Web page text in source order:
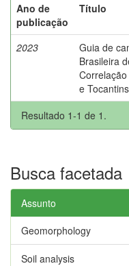
Ano de
publicação
Título
2023
Guia de
Brasileira
e
Resultado 1-1 de 1.
Busca facetada
Assunto
Geomorphology
Soil analysis